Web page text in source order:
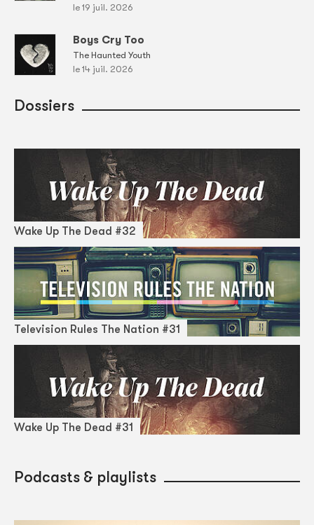
le 19 juil. 2026
Boys Cry Too
The Haunted Youth
le 14 juil. 2026
Dossiers
Wake Up The Dead #32
Television Rules The Nation #31
Wake Up The Dead #31
Podcasts & playlists